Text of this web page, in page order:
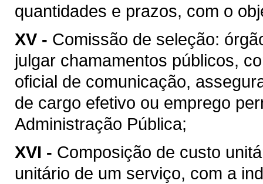
quantidades e prazos, com o
XV - Comissão de seleção:
julgar chamamentos públicos,
oficial de comunicação,
de cargo efetivo ou emprego
Administração Pública;
XVI - Composição de custo
unitário de um serviço, com a